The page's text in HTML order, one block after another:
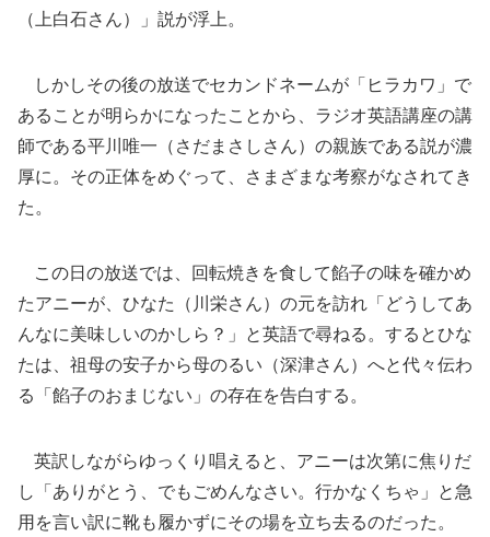
（上白石さん）」説が浮上。
しかしその後の放送でセカンドネームが「ヒラカワ」で
あることが明らかになったことから、ラジオ英語講座の講
師である平川唯一（さだまさしさん）の親族である説が濃
厚に。その正体をめぐって、さまざまな考察がなされてき
た。
この日の放送では、回転焼きを食して餡子の味を確かめ
たアニーが、ひなた（川栄さん）の元を訪れ「どうしてあ
んなに美味しいのかしら？」と英語で尋ねる。するとひな
たは、祖母の安子から母のるい（深津さん）へと代々伝わ
る「餡子のおまじない」の存在を告白する。
英訳しながらゆっくり唱えると、アニーは次第に焦りだ
し「ありがとう、でもごめんなさい。行かなくちゃ」と急
用を言い訳に靴も履かずにその場を立ち去るのだった。